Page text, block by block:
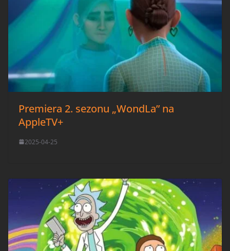
Premiera 2. sezonu „WondLa” na
AppleTV+
2025-04-25